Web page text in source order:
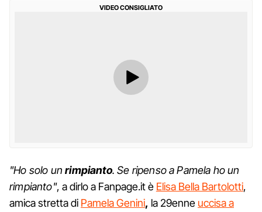
VIDEO CONSIGLIATO
"Ho solo unrimpianto. Se ripenso a Pamela ho un
rimpianto", a dirlo a Fanpage.it è Elisa Bella Bartolotti,
amica stretta di Pamela Genini, la 29enne uccisa a